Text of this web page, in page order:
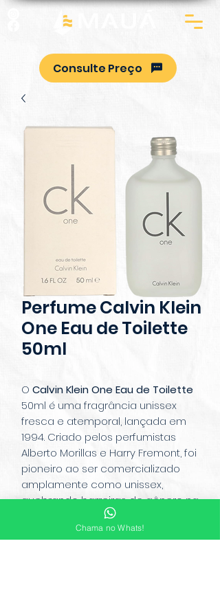
Consulte Preço
Perfume Calvin Klein
One Eau de Toilette
50ml
O Calvin Klein One Eau de Toilette
50ml é uma fragrância unissex
fresca e atemporal, lançada em
1994. Criado pelos perfumistas
Alberto Morillas e Harry Fremont, foi
pioneiro ao ser comercializado
amplamente como unissex,
quebrando barreiras de gênero na
perfumaria. Com notas cítricas e
aromáticas de tangerina, mamão e
Chama no Whats!